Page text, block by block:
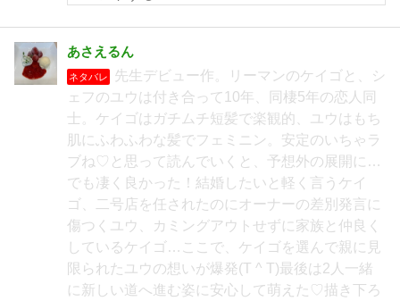
あさえるん
ネタバレ
先生デビュー作。リーマンのケイゴと、シ
ェフのユウは付き合って10年、同棲5年の恋人同
士。ケイゴはガチムチ短髪で楽観的、ユウはもち
肌にふわふわな髪でフェミニン。安定のいちゃラ
ブね♡と思って読んでいくと、予想外の展開に…
でも凄く良かった！結婚したいと軽く言うケイ
ゴ、二号店を任されたのにオーナーの差別発言に
傷つくユウ、カミングアウトせずに家族と仲良く
しているケイゴ…ここで、ケイゴを選んで親に見
限られたユウの想いが爆発(T ^ T)最後は2人一緒
に新しい道へ進む姿に安心して萌えた♡描き下ろ